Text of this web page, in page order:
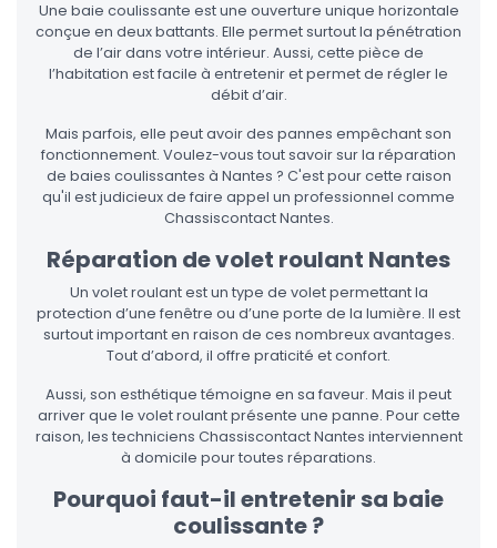
Une baie coulissante est une ouverture unique horizontale
conçue en deux battants. Elle permet surtout la pénétration
de l’air dans votre intérieur. Aussi, cette pièce de
l’habitation est facile à entretenir et permet de régler le
débit d’air.
Mais parfois, elle peut avoir des pannes empêchant son
fonctionnement. Voulez-vous tout savoir sur la réparation
de baies coulissantes à Nantes ? C'est pour cette raison
qu'il est judicieux de faire appel un professionnel comme
Chassiscontact Nantes.
Réparation de volet roulant Nantes
Un volet roulant est un type de volet permettant la
protection d’une fenêtre ou d’une porte de la lumière. Il est
surtout important en raison de ces nombreux avantages.
Tout d’abord, il offre praticité et confort.
Aussi, son esthétique témoigne en sa faveur. Mais il peut
arriver que le volet roulant présente une panne. Pour cette
raison, les techniciens Chassiscontact Nantes interviennent
à domicile pour toutes réparations.
Pourquoi faut-il entretenir sa baie
coulissante ?